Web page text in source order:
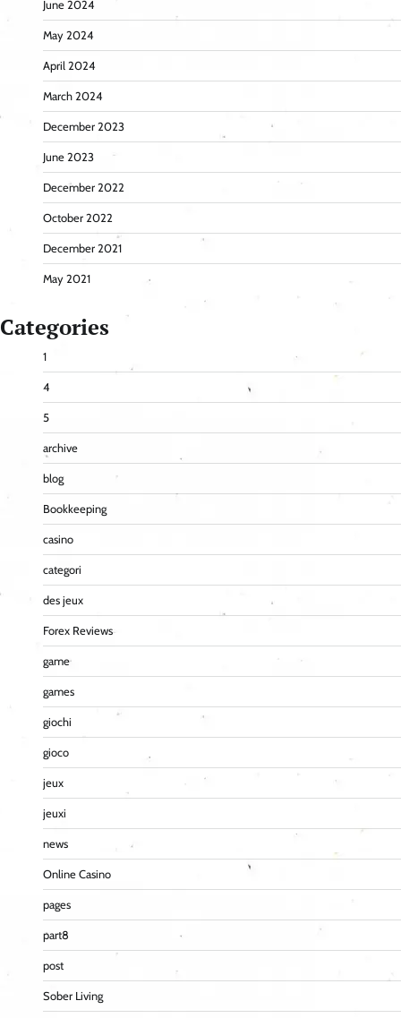
June 2024
May 2024
April 2024
March 2024
December 2023
June 2023
December 2022
October 2022
December 2021
May 2021
Categories
1
4
5
archive
blog
Bookkeeping
casino
categori
des jeux
Forex Reviews
game
games
giochi
gioco
jeux
jeuxi
news
Online Casino
pages
part8
post
Sober Living